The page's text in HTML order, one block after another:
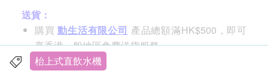
送貨：
購買動生活有限公司 產品總額滿HK$500，即可
享香港一般地區免費送貨服務
賬單總額未滿HK$500需附加HK$50運費。
枱上式直飲水機